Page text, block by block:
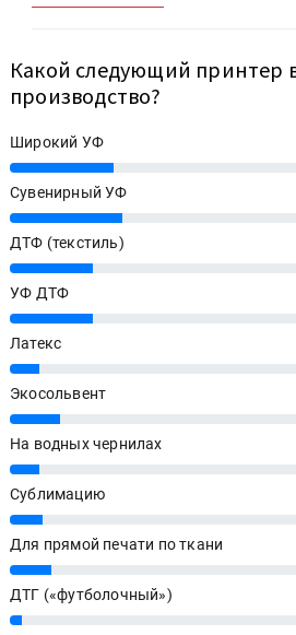
Какой следующий принтер
производство?
Широкий УФ
25%
Сувенирный УФ
27%
ДТФ (текстиль)
20%
УФ ДТФ
20%
Латекс
7%
Экосольвент
12%
На водных чернилах
7%
Сублимацию
8%
Для прямой печати по ткани
10%
ДТГ («футболочный»)
3%